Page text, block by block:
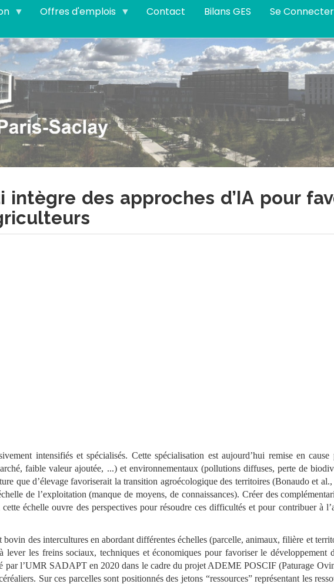
Offres d'emplois Contact Bilans GES Se Connecter
intègre des approches d’IA pour
intensifiés et spécialisés. Cette spécialisation est aujourd’hui remise en
faible valeur ajoutée, ...) et environnementaux (pollutions diffuses, perte de
que d’élevage favoriserait la transition agroécologique des territoires (Bonaudo et
de l’exploitation (manque de moyens, de connaissances). Créer des
échelle ouvre des perspectives pour résoudre ces difficultés et pour contribuer à
des intercultures en abordant différentes échelles (parcelle, animaux, filière et
les freins sociaux, techniques et économiques pour favoriser le développement
par l’UMR SADAPT en 2020 dans le cadre du projet ADEME POSCIF (Paturage
Sur ces parcelles sont positionnés des jetons “ressources” représentant les